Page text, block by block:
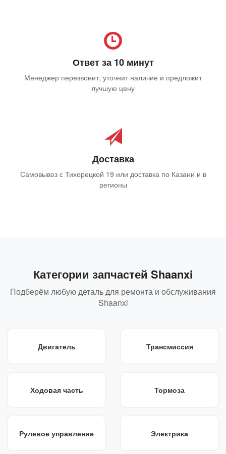
Ответ за 10 минут
Менеджер перезвонит, уточнит наличие и предложит
лучшую цену
Доставка
Самовывоз с Тихорецкой 19 или доставка по Казани и в
регионы
Категории запчастей Shaanxi
Подберём любую деталь для ремонта и обслуживания
Shaanxi
Двигатель Трансмиссия
Ходовая часть Тормоза
Рулевое управление Электрика